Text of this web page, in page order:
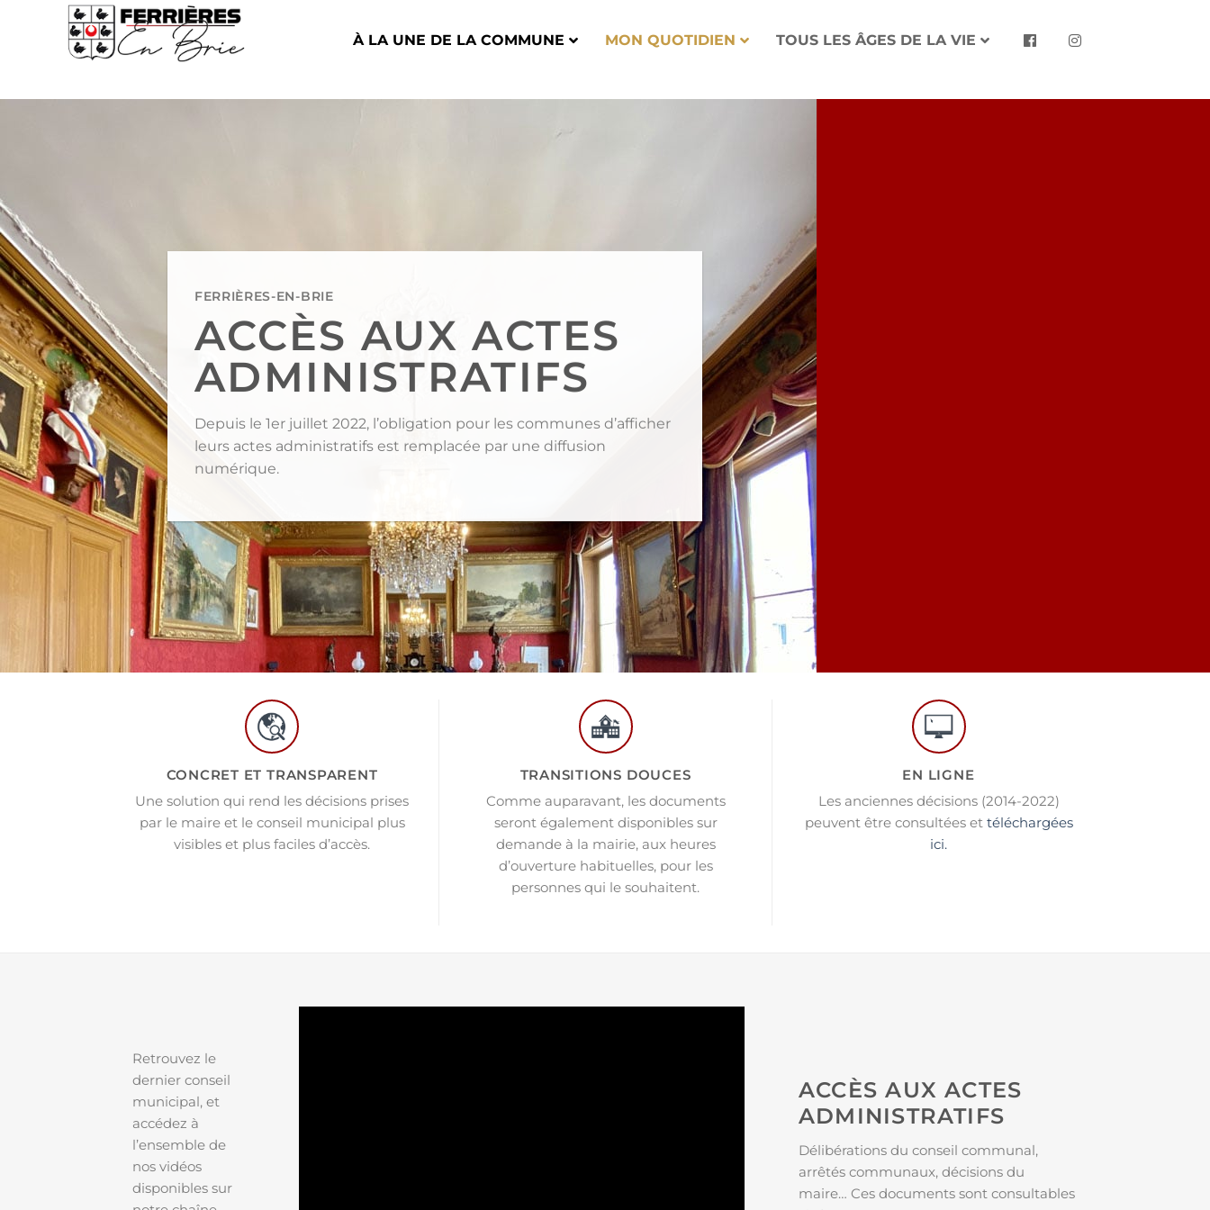
À LA UNE DE LA COMMUNE MON QUOTIDIEN TOUS LES ÂGES DE LA VIE
FERRIÈRES-EN-BRIE
ACCÈS AUX ACTES
ADMINISTRATIFS
Depuis le 1er juillet 2022, l’obligation pour les communes d’afficher
leurs actes administratifs est remplacée par une diffusion
numérique.
CONCRET ET TRANSPARENT
Une solution qui rend les décisions prises
par le maire et le conseil municipal plus
visibles et plus faciles d’accès.
TRANSITIONS DOUCES
Comme auparavant, les documents
seront également disponibles sur
demande à la mairie, aux heures
d’ouverture habituelles, pour les
personnes qui le souhaitent.
EN LIGNE
Les anciennes décisions (2014-2022)
peuvent être consultées et téléchargées
ici.
Retrouvez le
dernier conseil
municipal, et
accédez à
l’ensemble de
nos vidéos
disponibles sur
ACCÈS AUX ACTES
ADMINISTRATIFS
Délibérations du conseil communal,
arrêtés communaux, décisions du
maire… Ces documents sont consultables